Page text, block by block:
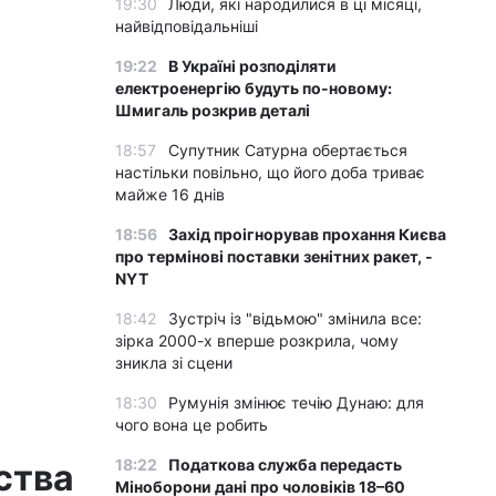
19:30
Люди, які народилися в ці місяці,
найвідповідальніші
19:22
В Україні розподіляти
електроенергію будуть по-новому:
Шмигаль розкрив деталі
18:57
Супутник Сатурна обертається
настільки повільно, що його доба триває
майже 16 днів
18:56 Захід проігнорував прохання Києва
про термінові поставки зенітних ракет, -
NYT
18:42
Зустріч із "відьмою" змінила все:
зірка 2000-х вперше розкрила, чому
зникла зі сцени
18:30
Румунія змінює течію Дунаю: для
чого вона це робить
18:22
Податкова служба передасть
Міноборони дані про чоловіків 18–60